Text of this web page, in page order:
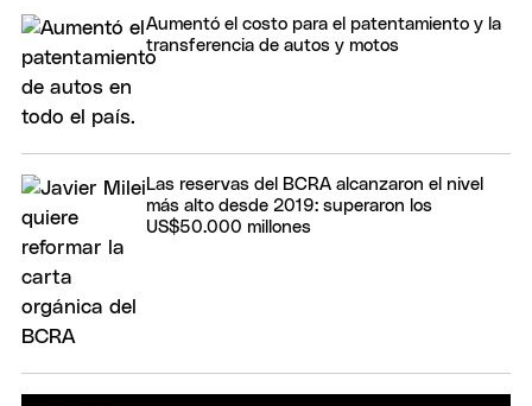
Aumentó el costo para el patentamiento y la
transferencia de autos y motos
Las reservas del BCRA alcanzaron el nivel
más alto desde 2019: superaron los
US$50.000 millones